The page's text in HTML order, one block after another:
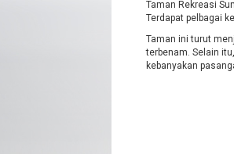
Taman Rekreasi
Terdapat pelbagai
Taman ini turut
terbenam. Selain
kebanyakan